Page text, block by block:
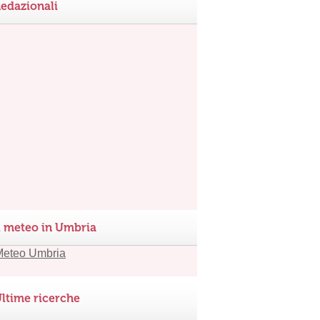
meteo in Umbria
ricerche